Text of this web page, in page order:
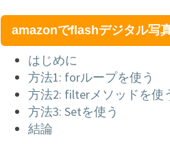
amazonでflashデジタル写
はじめに
方法1: forループを使う
方法2: filterメソッドを使
方法3: Setを使う
結論